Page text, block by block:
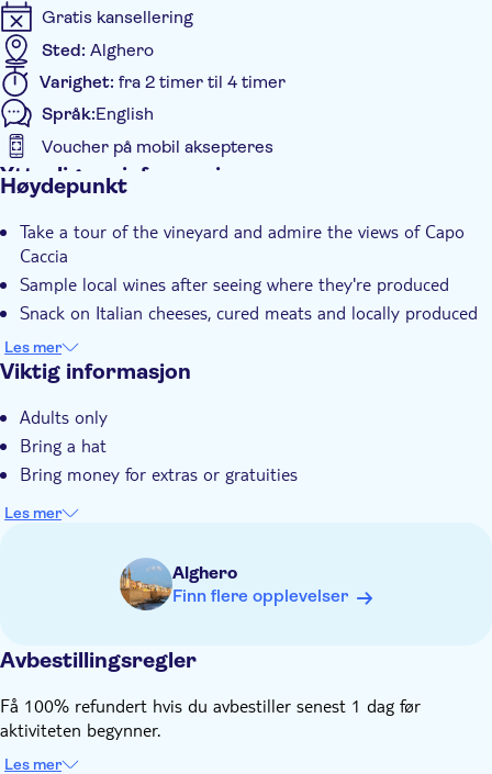
Gratis kansellering
Sted: Alghero
Varighet: fra 2 timer til 4 timer
Språk:English
Voucher på mobil aksepteres
Ytterligere informasjon
Øyeblikkelig bekreftelse
Hotel pick up
Høydepunkt
Take a tour of the vineyard and admire the views of Capo
Caccia
Sample local wines after seeing where they're produced
Snack on Italian cheeses, cured meats and locally produced
Les mer
Viktig informasjon
Adults only
Bring a hat
Bring money for extras or gratuities
Les mer
Alghero
Finn flere opplevelser
Avbestillingsregler
Få 100% refundert hvis du avbestiller senest 1 dag før
aktiviteten begynner.
Les mer